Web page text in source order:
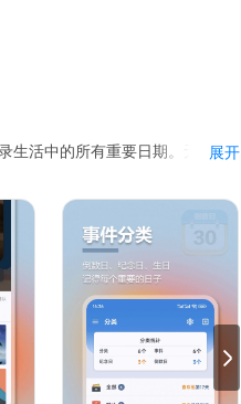
生活中的所有重要日期。无论是
准追踪未来计划与过去回忆。
安排。
属倒数本。
不丢失。
展开